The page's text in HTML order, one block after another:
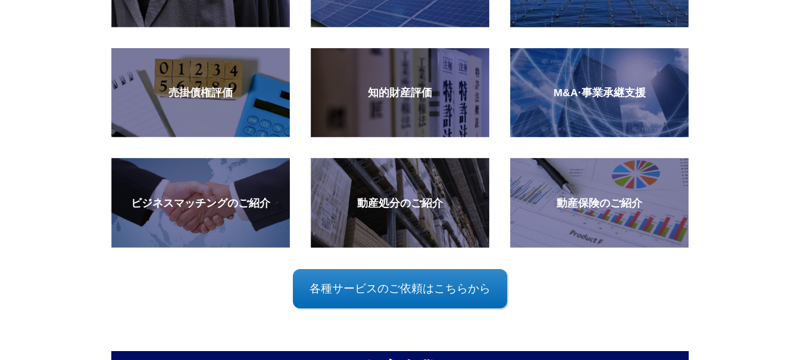
売掛債権評価 知的財産評価 M&A·事業承継支援
ビジネスマッチングのご紹介 動産処分のご紹介 動産保険のご紹介
各種サービスのご依頼はこちらから